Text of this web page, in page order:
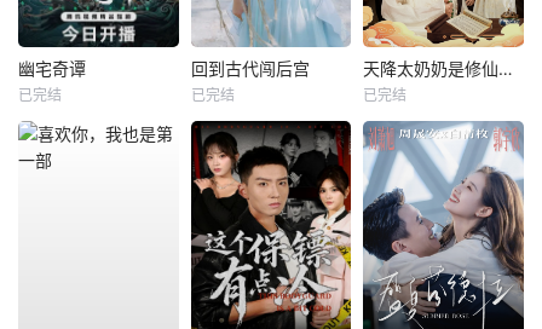
幽宅奇谭
已完结
回到古代闯后宫
已完结
天降太奶奶是修仙老祖
已完结